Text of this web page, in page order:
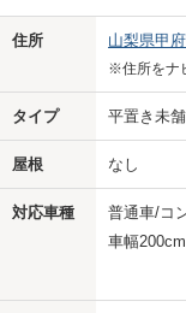
Previo
住所 山梨県甲
※住所をナ
タイプ 平置き未
屋根 なし
対応車種
普通車/コ
車幅